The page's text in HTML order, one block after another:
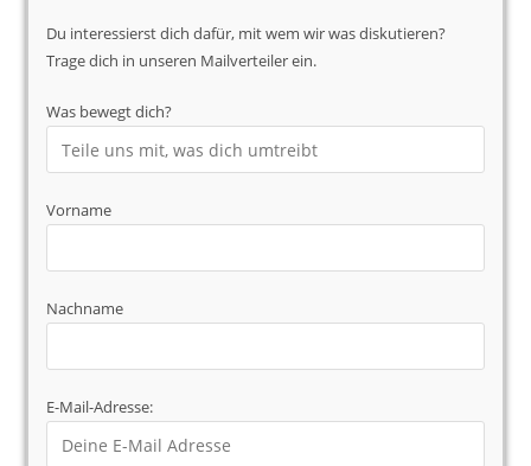
Du interessierst dich dafür, mit wem wir was diskutieren?
Trage dich in unseren Mailverteiler ein.
Was bewegt dich?
Vorname
Nachname
E-Mail-Adresse: